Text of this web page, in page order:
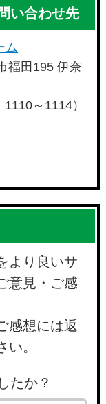
い合わせ先
ム
福田195 伊奈
1110～1114）
より良いサ
意見・ご感
感想には返
。
たか？